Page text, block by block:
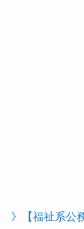
》【福祉系公